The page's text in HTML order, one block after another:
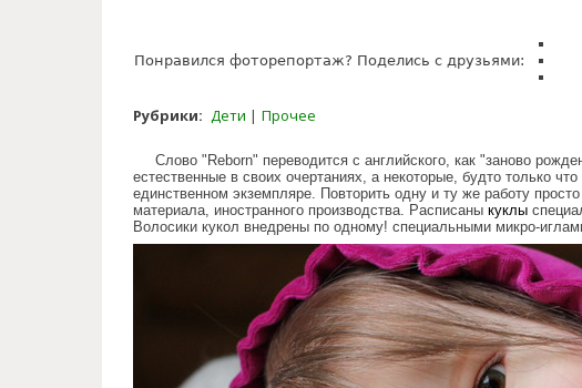
Понравился фоторепортаж? Поделись с друзьями:
Рубрики: Дети Прочее
Слово "Reborn" переводится с английского, как "заново
естественные в своих очертаниях, а некоторые, будто только
единственном экземпляре. Повторить одну и ту же работу
материала, иностранного производства. Расписаны куклы
Волосики кукол внедрены по одному! специальными микро-